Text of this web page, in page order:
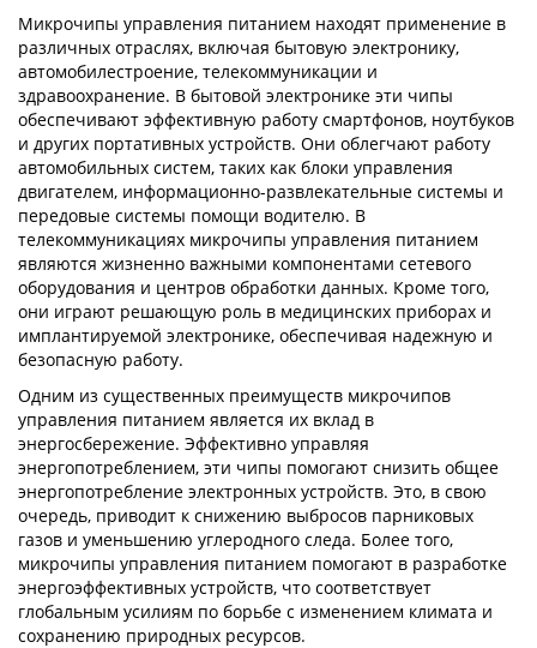
Микрочипы управления питанием находят применение в
различных отраслях, включая бытовую электронику,
автомобилестроение, телекоммуникации и
здравоохранение. В бытовой электронике эти чипы
обеспечивают эффективную работу смартфонов, ноутбуков
и других портативных устройств. Они облегчают работу
автомобильных систем, таких как блоки управления
двигателем, информационно-развлекательные системы и
передовые системы помощи водителю. В
телекоммуникациях микрочипы управления питанием
являются жизненно важными компонентами сетевого
оборудования и центров обработки данных. Кроме того,
они играют решающую роль в медицинских приборах и
имплантируемой электронике, обеспечивая надежную и
безопасную работу.
Одним из существенных преимуществ микрочипов
управления питанием является их вклад в
энергосбережение. Эффективно управляя
энергопотреблением, эти чипы помогают снизить общее
энергопотребление электронных устройств. Это, в свою
очередь, приводит к снижению выбросов парниковых
газов и уменьшению углеродного следа. Более того,
микрочипы управления питанием помогают в разработке
энергоэффективных устройств, что соответствует
глобальным усилиям по борьбе с изменением климата и
сохранению природных ресурсов.